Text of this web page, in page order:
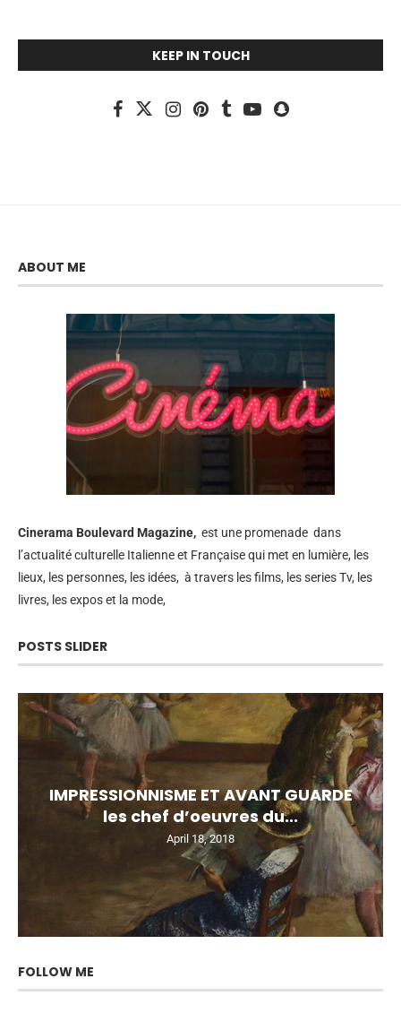
KEEP IN TOUCH
ABOUT ME
Cinerama Boulevard Magazine, est une promenade dans
l’actualité culturelle Italienne et Française qui met en lumière, les
lieux, les personnes, les idées, à travers les films, les series Tv, les
livres, les expos et la mode,
POSTS SLIDER
IMPRESSIONNISME ET AVANT GUARDE
les chef d’oeuvres du...
April 18, 2018
FOLLOW ME